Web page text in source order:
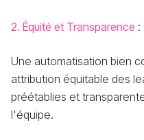
2. Équité et Transparence :
Une automatisation bien
attribution équitable des
préétablies et
l'équipe.